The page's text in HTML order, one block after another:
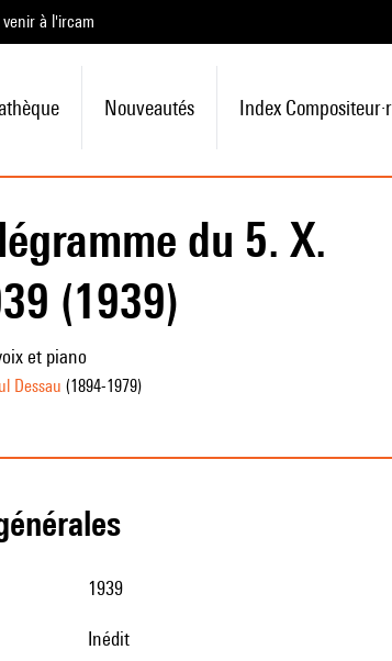
venir à l'ircam
Nouveautés Index
du 5. X.
(1939)
et piano
Dessau (1894-1979)
1939
Inédit